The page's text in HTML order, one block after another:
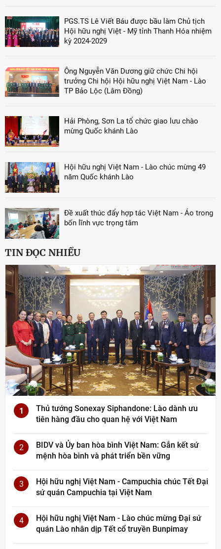
PGS.TS Lê Viết Báu được bầu làm Chủ tịch
Hội hữu nghị Việt - Mỹ tỉnh Thanh Hóa nhiệm
kỳ 2024-2029
Ông Nguyễn Văn Dương giữ chức Chi hội
trưởng Chi hội Hội hữu nghị Việt Nam - Lào
TP Bảo Lộc (Lâm Đồng)
Hải Phòng, Sơn La tổ chức giao lưu chào
mừng Quốc khánh Lào
Hội hữu nghị Việt Nam - Lào chúc mừng 49
năm Quốc khánh Lào
Đề xuất thúc đẩy hợp tác Việt Nam - Áo trong
bốn lĩnh vực trọng tâm
TIN ĐỌC NHIỀU
1
Thủ tướng Sonexay Siphandone: Lào dành ưu
tiên hàng đầu cho quan hệ với Việt Nam
2
BIDV và Ủy ban hòa bình Việt Nam: Gắn kết sứ
mệnh hòa bình và phát triển bền vững
3
Hội hữu nghị Việt Nam - Campuchia chúc Tết Đại
sứ quán Campuchia tại Việt Nam
4
Hội hữu nghị Việt Nam - Lào chúc mừng Đại sứ
quán Lào nhân dịp Tết cổ truyền Bunpimay